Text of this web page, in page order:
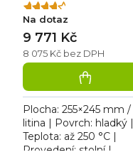
Průměrné
hodnocení
produktu
je
4,0
5
hvězdiček.
Na dotaz
8 075 Kč bez DPH
9 771 Kč
Plocha: 255×245 mm /
litina | Povrch: hladký |
Teplota: až 250 °C |
Provedení: stolní |